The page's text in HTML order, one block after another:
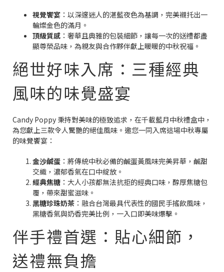
視覺饗宴 ：以深邃迷人的湛藍夜色為基調，完美襯托出一
輪燦金色的滿月。
頂級質感 ：奢華且典雅的包裝細節，讓每一次的送禮都盡
顯尊榮品味，為親友與合作夥伴獻上暖暖的中秋祝福。
絕世好味入席：三種經典
風味的味覺盛宴
Candy Poppy 秉持對美味的極致追求，在千載藍月中秋禮盒中，
為您獻上三款令人驚艷的絕佳風味。邀您一同入席這場中秋專屬
的味覺饗宴：
金沙鹹蛋 ：將傳統中秋必備的鹹蛋黃風味完美昇華，鹹甜
交織，濃郁香氣在口中綻放。
經典焦糖 ：大人小孩都無法抗拒的經典口味，醇厚焦糖包
覆，帶來甜蜜滋味。
黑糖珍珠奶茶 ：融合台灣最具代表性的國民手搖飲風味，
黑糖香氣與奶香完美比例，一入口即美味爆擊。
伴手禮首選：貼心細節，
送禮無負擔